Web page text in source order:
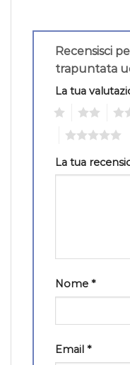
Recensisci
trapuntata
La tua
La tua
Nome *
Email *